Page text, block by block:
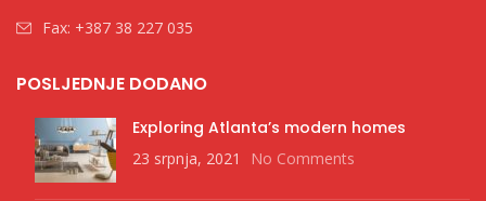
Fax: +387 38 227 035
POSLJEDNJE DODANO
Exploring Atlanta’s modern homes
23 srpnja, 2021 No Comments